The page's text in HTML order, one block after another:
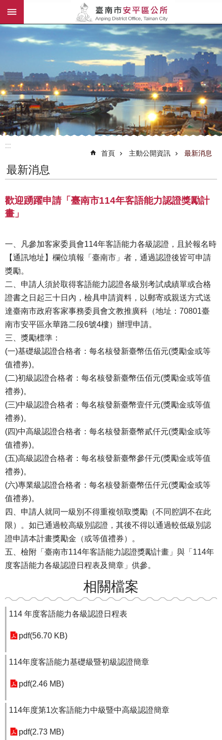
跳到主要內容區塊
:::
首頁 主動公開資訊 最新消息
最新消息
歡迎踴躍申請「臺南市114年客語能力認證獎勵計
畫」
一、凡參加客家委員會114年客語能力各級認證，且於報名時
【通訊地址】欄位填報「臺南市」者，通過認證後皆可申請
獎勵。
二、申請人須於取得客語能力認證各級別考試成績單或合格
證書之日起三十日內，檢具申請資料，以郵寄或親送方式送
達臺南市政府客家事務委員會文教推廣科（地址：70801臺
南市安平區永華路二段6號4樓）辦理申請。
三、獎勵標準：
(一)基礎級認證合格者：每名核發新臺幣伍佰元(獎勵金或等
值禮券)。
(二)初級認證合格者：每名核發新臺幣伍佰元(獎勵金或等值
禮券)。
(三)中級認證合格者：每名核發新臺幣壹仟元(獎勵金或等值
禮券)。
(四)中高級認證合格者：每名核發新臺幣貳仟元(獎勵金或等
值禮券)。
(五)高級認證合格者：每名核發新臺幣參仟元(獎勵金或等值
禮券)。
(六)專業級認證合格者：每名核發新臺幣伍仟元(獎勵金或等
值禮券)。
四、申請人就同一級別不得重複領取獎勵（不同腔調不在此
限）。如已通過較高級別認證，其後不得以通過較低級別認
證申請本計畫獎勵金（或等值禮券）。
五、檢附「臺南市114年客語能力認證獎勵計畫」與「114年
度客語能力各級認證日程表及簡章」供參。
相關檔案
114 年度客語能力各級認證日程表
pdf(56.70 KB)
114年度客語能力基礎級暨初級認證簡章
pdf(2.46 MB)
114年度第1次客語能力中級暨中高級認證簡章
pdf(2.73 MB)